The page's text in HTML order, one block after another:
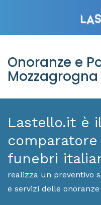
Onoranze e
Mozzagrogna
Lastello.it è
funebri
realizza un preventivo
e servizi delle